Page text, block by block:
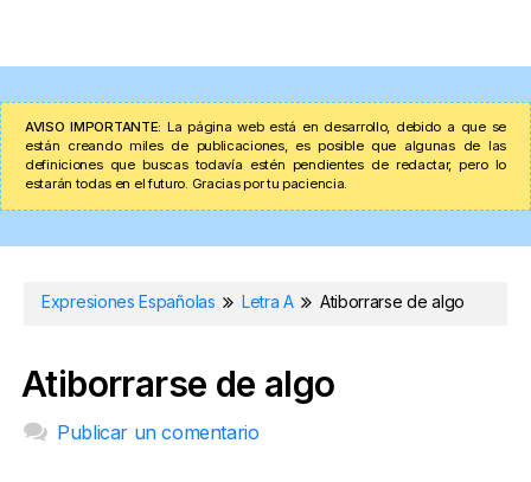
AVISO IMPORTANTE: La página web está en desarrollo, debido a que se
están creando miles de publicaciones, es posible que algunas de las
definiciones que buscas todavía estén pendientes de redactar, pero lo
estarán todas en el futuro. Gracias por tu paciencia.
Expresiones Españolas Letra A Atiborrarse de algo
Atiborrarse de algo
Publicar un comentario